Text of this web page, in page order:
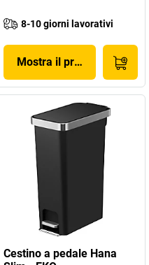
8-10 giorni lavorativi
Mostra il prodotto
Cestino a pedale Hana